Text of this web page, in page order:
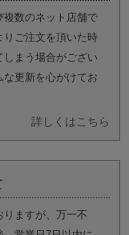
複数のネット店舗で
りご注文を頂いた時
しまう場合がござい
な更新を心がけてお
詳しくはこちら
ますが、万一不